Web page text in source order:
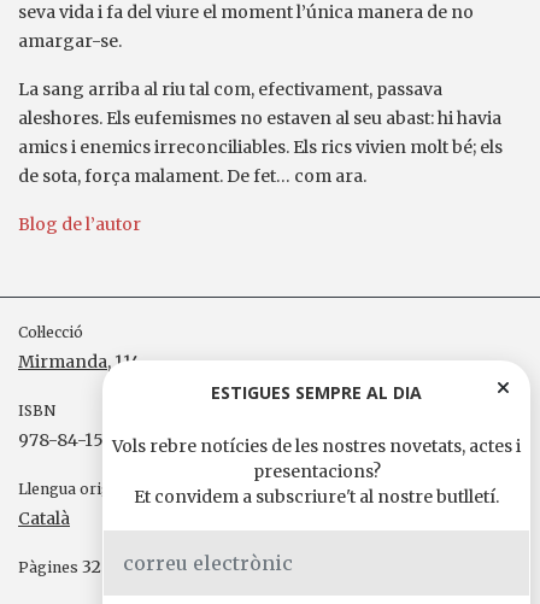
seva vida i fa del viure el moment l’única manera de no
amargar-se.
La sang arriba al riu tal com, efectivament, passava
aleshores. Els eufemismes no estaven al seu abast: hi havia
amics i enemics irreconciliables. Els rics vivien molt bé; els
de sota, força malament. De fet… com ara.
Blog de l’autor
Col·lecció
Mirmanda, 114
ISBN
978-84-15835-15-8
Llengua original
Català
Pàgines 320
ESTIGUES SEMPRE AL DIA
Vols rebre notícies de les nostres novetats, actes i
presentacions?
Et convidem a subscriure't al nostre butlletí.